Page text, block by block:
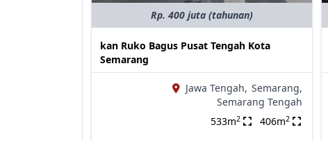
Rp. 400 juta (tahunan)
kan Ruko Bagus Pusat Tengah Kota
Semarang
Jawa Tengah, Semarang,
Semarang Tengah
533m2 406m2